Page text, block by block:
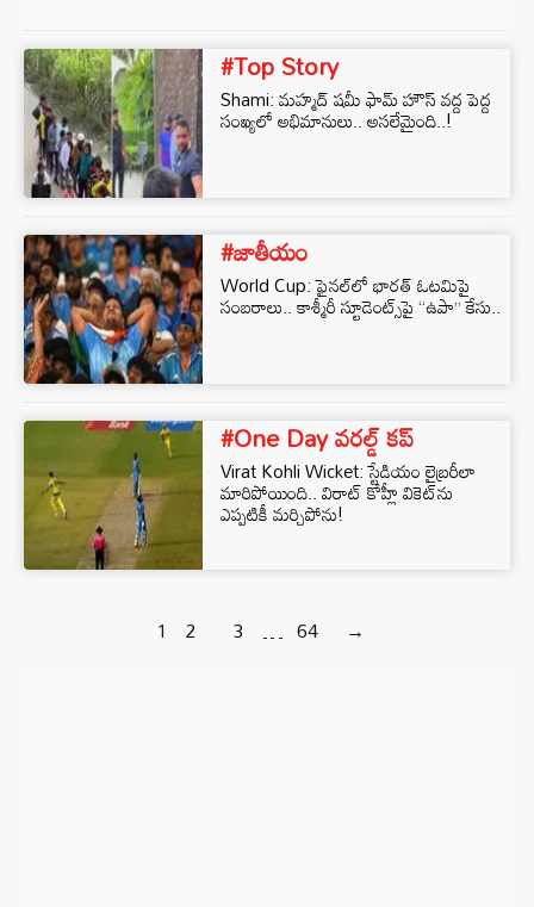
#Top Story
Shami: మహ్మద్ షమీ ఫామ్ హౌస్ వద్ద పెద్ద
సంఖ్యలో అభిమానులు.. అసలేమైంది..!
#జాతీయం
World Cup: ఫైనల్‌లో భారత్ ఓటమిపై
సంబరాలు.. కాశ్మీరీ స్టూడెంట్స్‌పై “ఉపా” కేసు..
#One Day వరల్డ్ కప్
Virat Kohli Wicket: స్టేడియం లైబ్రరీలా
మారిపోయింది.. విరాట్‌ కోహ్లీ వికెట్‌ను
ఎప్పటికీ మర్చిపోను!
1 2 3 … 64 →